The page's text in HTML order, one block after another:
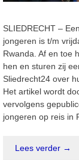
SLIEDRECHT –
jongeren is t/m
Rwanda. Af en toe
hen en sturen zij
Sliedrecht24 over
Het artikel wordt
vervolgens
jongeren op reis in
Lees verder →